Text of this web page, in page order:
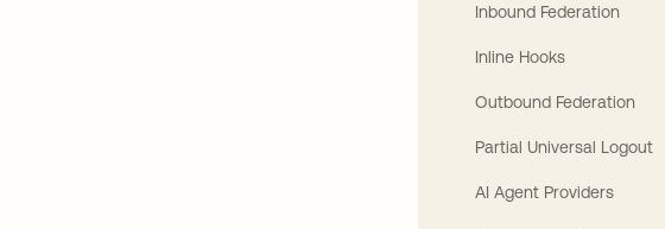
Inbound Federation
Inline Hooks
Outbound Federation
Partial Universal Logout
AI Agent Providers